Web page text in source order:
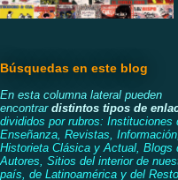
Búsquedas en este blog
En esta columna lateral pueden
encontrar distintos tipos de
divididos por rubros: Instituciones
Enseñanza, Revistas, Información,
Historieta Clásica y Actual, Blogs
Autores, Sitios del interior de
país, de Latinoamérica y del